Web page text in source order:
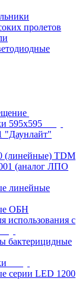
пролетов
595x595
"Даунлайт"
(линейные) TDM
(аналог ЛПО
линейные
ОБН
использования с
бактерицидные
серии LED 1200